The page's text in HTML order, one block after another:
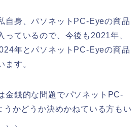
自身、パソネットPC-Eyeの商品
っているので、今後も2021年、
年とパソネットPC-Eyeの商品
ます。
金銭的な問題でパソネットPC-
うかどうか決めかねている方もい
、、